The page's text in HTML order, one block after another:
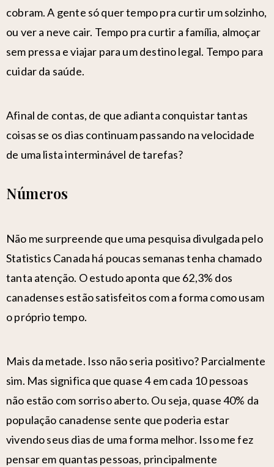
cobram. A gente só quer tempo pra curtir um solzinho,
ou ver a neve cair. Tempo pra curtir a família, almoçar
sem pressa e viajar para um destino legal. Tempo para
cuidar da saúde.
Afinal de contas, de que adianta conquistar tantas
coisas se os dias continuam passando na velocidade
de uma lista interminável de tarefas?
Números
Não me surpreende que uma pesquisa divulgada pelo
Statistics Canada há poucas semanas tenha chamado
tanta atenção. O estudo aponta que 62,3% dos
canadenses estão satisfeitos com a forma como usam
o próprio tempo.
Mais da metade. Isso não seria positivo? Parcialmente
sim. Mas significa que quase 4 em cada 10 pessoas
não estão com sorriso aberto. Ou seja, quase 40% da
população canadense sente que poderia estar
vivendo seus dias de uma forma melhor. Isso me fez
pensar em quantas pessoas, principalmente